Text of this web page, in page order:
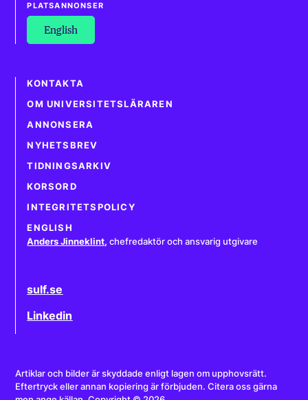
PLATSANNONSER
English
KONTAKTA
OM UNIVERSITETSLÄRAREN
ANNONSERA
NYHETSBREV
TIDNINGSARKIV
KORSORD
INTEGRITETSPOLICY
ENGLISH
Anders Jinneklint, chefredaktör och ansvarig utgivare
sulf.se
Linkedin
Artiklar och bilder är skyddade enligt lagen om upphovsrätt.
Eftertryck eller annan kopiering är förbjuden. Citera oss gärna